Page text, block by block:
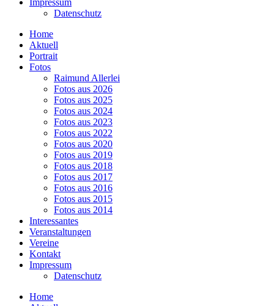
Impressum
Datenschutz
Home
Aktuell
Portrait
Fotos
Raimund Allerlei
Fotos aus 2026
Fotos aus 2025
Fotos aus 2024
Fotos aus 2023
Fotos aus 2022
Fotos aus 2020
Fotos aus 2019
Fotos aus 2018
Fotos aus 2017
Fotos aus 2016
Fotos aus 2015
Fotos aus 2014
Interessantes
Veranstaltungen
Vereine
Kontakt
Impressum
Datenschutz
Home